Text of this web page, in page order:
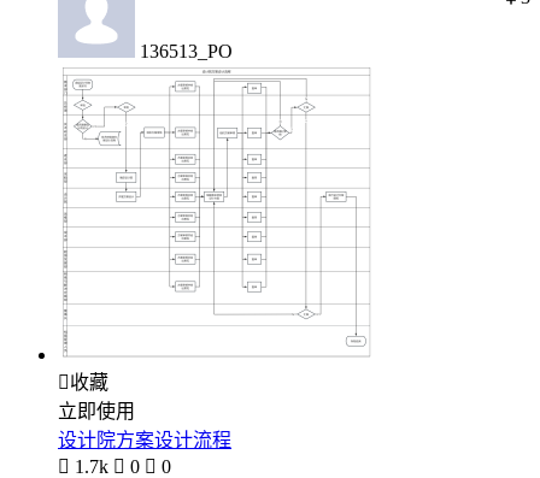
136513_PO
收藏
立即使用
设计院方案设计流程
 1.7k  0  0